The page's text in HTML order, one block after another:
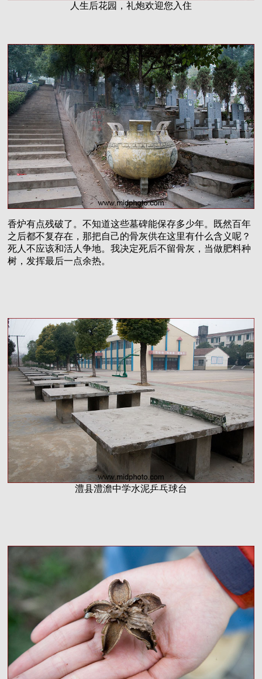
人生后花园，礼炮欢迎您入住
香炉有点残破了。不知道这些墓碑能保存多少年。既然百年
之后都不复存在，那把自己的骨灰供在这里有什么含义呢？
死人不应该和活人争地。我决定死后不留骨灰，当做肥料种
树，发挥最后一点余热。
澧县澧澹中学水泥乒乓球台